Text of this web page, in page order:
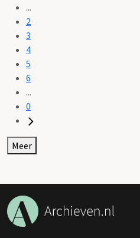
...
2
3
4
5
6
...
0
Meer